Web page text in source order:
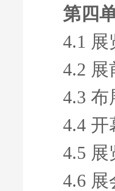
第四
4.1
4.2
4.3 布
4.4 开
4.5
4.6